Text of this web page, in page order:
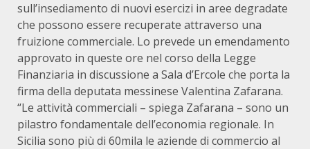
sull’insediamento di nuovi esercizi in aree degradate
che possono essere recuperate attraverso una
fruizione commerciale. Lo prevede un emendamento
approvato in queste ore nel corso della Legge
Finanziaria in discussione a Sala d’Ercole che porta la
firma della deputata messinese Valentina Zafarana.
“Le attività commerciali – spiega Zafarana – sono un
pilastro fondamentale dell’economia regionale. In
Sicilia sono più di 60mila le aziende di commercio al